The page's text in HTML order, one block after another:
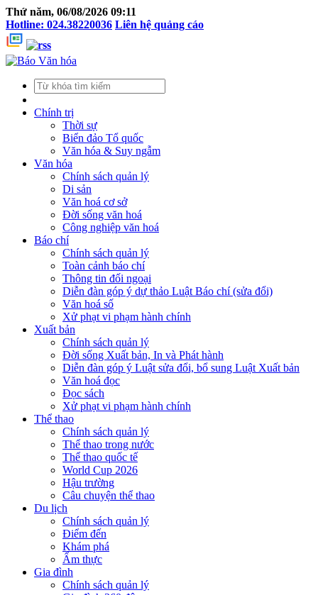
Thứ năm, 06/08/2026 09:11
Hotline: 024.38220036 Liên hệ quảng cáo
Chính trị
Thời sự
Biển đảo Tổ quốc
Văn hóa & Suy ngẫm
Văn hóa
Chính sách quản lý
Di sản
Văn hoá cơ sở
Đời sống văn hoá
Công nghiệp văn hoá
Báo chí
Chính sách quản lý
Toàn cảnh báo chí
Thông tin đối ngoại
Diễn đàn góp ý dự thảo Luật Báo chí (sửa đổi)
Văn hoá số
Xử phạt vi phạm hành chính
Xuất bản
Chính sách quản lý
Đời sống Xuất bản, In và Phát hành
Diễn đàn góp ý Luật sửa đổi, bổ sung Luật Xuất bản
Văn hoá đọc
Đọc sách
Xử phạt vi phạm hành chính
Thể thao
Chính sách quản lý
Thể thao trong nước
Thể thao quốc tế
World Cup 2026
Hậu trường
Câu chuyện thể thao
Du lịch
Chính sách quản lý
Điểm đến
Khám phá
Ẩm thực
Gia đình
Chính sách quản lý